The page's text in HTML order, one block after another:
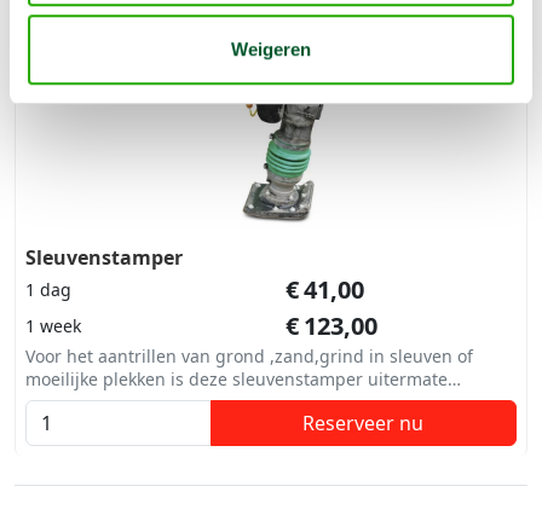
Weigeren
Sleuvenstamper
1 dag €41,00
1 week €123,00
Voor het aantrillen van grond ,zand,grind in sleuven of
moeilijke plekken is deze sleuvenstamper uitermate
geschikt.
Reserveer nu